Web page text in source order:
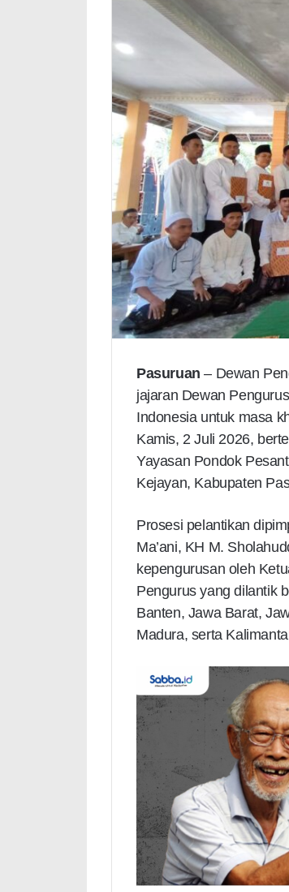
Pasuruan – Dewan
jajaran Dewan
Indonesia untuk masa
Kamis, 2 Juli 2026,
Yayasan Pondok
Kejayan, Kabupaten
Prosesi pelantikan
Ma’ani, KH M.
kepengurusan oleh
Pengurus yang dilantik
Banten, Jawa Barat,
Madura, serta